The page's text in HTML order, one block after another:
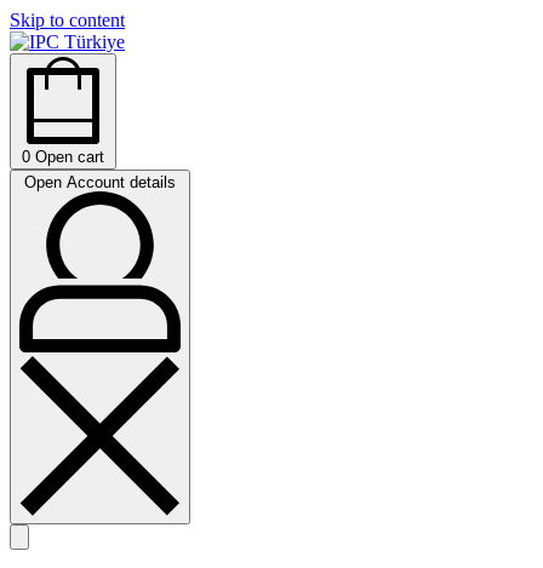
Skip to content
0 Open cart
Open Account details